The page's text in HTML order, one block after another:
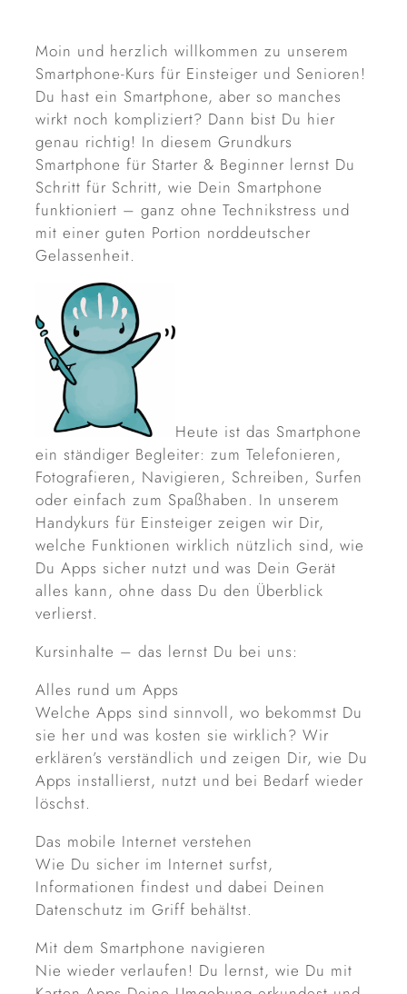
Moin und herzlich willkommen zu unserem
Smartphone-Kurs für Einsteiger und Senioren!
Du hast ein Smartphone, aber so manches
wirkt noch kompliziert? Dann bist Du hier
genau richtig! In diesem Grundkurs
Smartphone für Starter & Beginner lernst Du
Schritt für Schritt, wie Dein Smartphone
funktioniert – ganz ohne Technikstress und
mit einer guten Portion norddeutscher
Gelassenheit.
Heute ist das Smartphone
ein ständiger Begleiter: zum Telefonieren,
Fotografieren, Navigieren, Schreiben, Surfen
oder einfach zum Spaßhaben. In unserem
Handykurs für Einsteiger zeigen wir Dir,
welche Funktionen wirklich nützlich sind, wie
Du Apps sicher nutzt und was Dein Gerät
alles kann, ohne dass Du den Überblick
verlierst.
Kursinhalte – das lernst Du bei uns:
Alles rund um Apps
Welche Apps sind sinnvoll, wo bekommst Du
sie her und was kosten sie wirklich? Wir
erklären’s verständlich und zeigen Dir, wie Du
Apps installierst, nutzt und bei Bedarf wieder
löschst.
Das mobile Internet verstehen
Wie Du sicher im Internet surfst,
Informationen findest und dabei Deinen
Datenschutz im Griff behältst.
Mit dem Smartphone navigieren
Nie wieder verlaufen! Du lernst, wie Du mit